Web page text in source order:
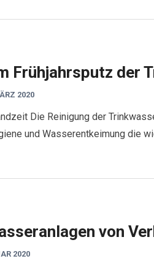
Frühjahrsputz der
2020
Die Reinigung der
und Wasserentkeimung die
von
2020